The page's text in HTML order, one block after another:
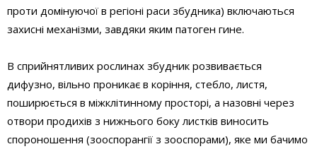
проти домінуючої в регіоні раси збудника) включаються
захисні механізми, завдяки яким патоген гине.
В сприйнятливих рослинах збудник розвивається
дифузно, вільно проникає в коріння, стебло, листя,
поширюється в міжклітинному просторі, а назовні через
отвори продихів з нижнього боку листків виносить
спороношення (зооспорангії з зооспорами), яке ми бачимо